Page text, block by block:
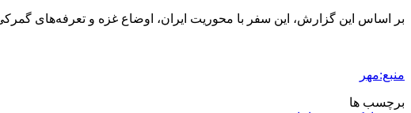
بر اساس این گزارش، این سفر با محوریت ایران، اوضاع غزه و تعرفه‌های
منبع:مهر
برچسب ها